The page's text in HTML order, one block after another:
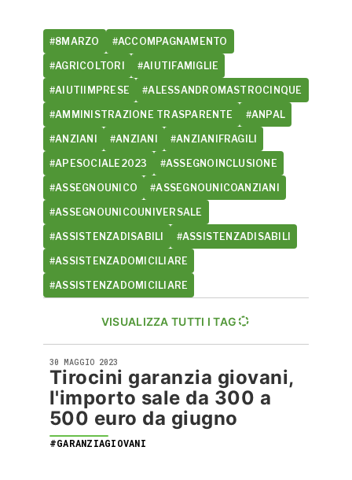
#8MARZO #ACCOMPAGNAMENTO
#AGRICOLTORI #AIUTIFAMIGLIE
#AIUTIIMPRESE #ALESSANDROMASTROCINQUE
#AMMINISTRAZIONE TRASPARENTE #ANPAL
#ANZIANI #ANZIANI #ANZIANIFRAGILI
#APESOCIALE2023 #ASSEGNOINCLUSIONE
#ASSEGNOUNICO #ASSEGNOUNICOANZIANI
#ASSEGNOUNICOUNIVERSALE
#ASSISTENZADISABILI #ASSISTENZADISABILI
#ASSISTENZADOMICILIARE
#ASSISTENZADOMICILIARE
VISUALIZZA TUTTI I TAG
30 MAGGIO 2023
Tirocini garanzia giovani,
l'importo sale da 300 a
500 euro da giugno
#GARANZIAGIOVANI